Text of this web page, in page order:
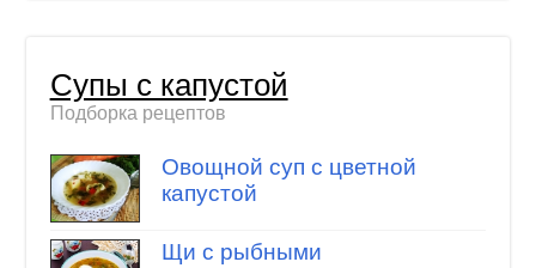
Супы с капустой
Подборка рецептов
Овощной суп с цветной
капустой
Щи с рыбными